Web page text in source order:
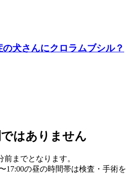
犬さんにクロラムブシル？
はありません
までとなります。
17:00の昼の時間帯は検査・手術を